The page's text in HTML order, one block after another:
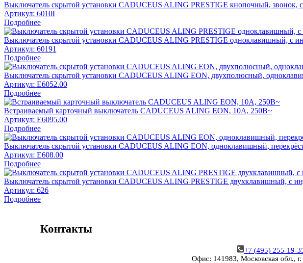
Выключатель скрытой установки CADUCEUS ALING PRESTIGE кнопочный, звонок,
Артикул: 6010I
Подробнее
Выключатель скрытой установки CADUCEUS ALING PRESTIGE одноклавишный, с
Артикул: 60191
Подробнее
Выключатель скрытой установки CADUCEUS ALING EON, двухполюсный,
Артикул: E6052.00
Подробнее
Встраиваемый карточный выключатель CADUCEUS ALING EON, 10А, 250В~
Артикул: E6095.00
Подробнее
Выключатель скрытой установки CADUCEUS ALING EON, одноклавишный,
Артикул: E608.00
Подробнее
Выключатель скрытой установки CADUCEUS ALING PRESTIGE двухклавишный, с
Артикул: 626
Подробнее
Контакты
+7 (495) 255-19-
Офис: 141983, Московская обл.,